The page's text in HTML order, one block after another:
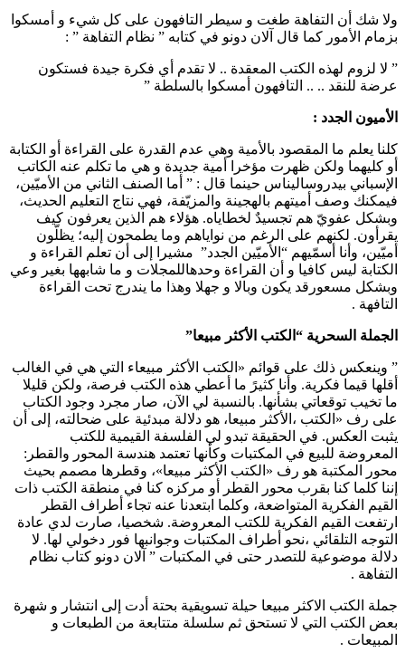
ولا شك أن التفاهة طغت و سيطر التافهون على كل شيء و أمسكوا
بزمام الأمور كما قال آلان دونو في كتابه ” نظام التفاهة ” :
” لا لزوم لهذه الكتب المعقدة .. لا تقدم أي فكرة جيدة فستكون
عرضة للنقد .. .. التافهون أمسكوا بالسلطة ”
الأميون الجدد :
كلنا يعلم ما المقصود بالأمية وهي عدم القدرة على القراءة أو الكتابة
أو كليهما ولكن ظهرت مؤخرا أمية جديدة و هي ما تكلم عنه الكاتب
الإسباني بيدروساليناس حينما قال : ” أما الصنف الثاني من الأميّين،
فيمكنك وصف أميتهم بالهجينة والمزيّفة، فهي نتاج التعليم الحديث،
وبشكل عفويّ هم تجسيدٌ لخطاياه. هؤلاء هم الذين يعرفون كيف
يقرأون. لكنهم على الرغم من نواياهم وما يطمحون إليه؛ يظلّون
أميّين، وأنا أسمّيهم “الأميّين الجدد” مشيرا إلى أن تعلم القراءة و
الكتابة ليس كافيا و أن القراءة وحدهاللمجلات و ما شابهها بغير وعي
وبشكل مسعورقد يكون وبالا و جهلا وهذا ما يندرج تحت القراءة
التافهة .
الجملة السحرية “الكتب الأكثر مبيعا”
” وينعكس ذلك على قوائم «الكتب الأكثر مبيعاء التي هي في الغالب
أقلها قيما فكرية. وأنا كثيرً ما أعطي هذه الكتب فرصة، ولكن قليلا
ما تخيب توقعاتي بشأنها. بالنسبة لي الآن، صار مجرد وجود الكتاب
على رف «الكتب ،الأكثر مبيعا، هو دلالة مبدئية على ضحالته، إلى أن
يثبت العكس. في الحقيقة تبدو لي الفلسفة القيمية للكتب
المعروضة للبيع في المكتبات وكأنها تعتمد هندسة المحور والقطر:
محور المكتبة هو رف «الكتب الأكثر مبيعا»، وقطرها مصمم بحيث
إننا كلما كنا بقرب محور القطر أو مركزه كنا في منطقة الكتب ذات
القيم الفكرية المتواضعة، وكلما ابتعدنا عنه تجاء أطراف القطر
ارتفعت القيم الفكرية للكتب المعروضة. شخصيا، صارت لدي عادة
التوجه التلقائي ،نحو أطراف المكتبات وجوانبها فور دخولي لها. لا
دلالة موضوعية للتصدر حتى في المكتبات ” آلان دونو كتاب نظام
التفاهة .
جملة الكتب الاكثر مبيعا حيلة تسويقية بحتة أدت إلى انتشار و شهرة
بعض الكتب التي لا تستحق ثم سلسلة متتابعة من الطبعات و
المبيعات .